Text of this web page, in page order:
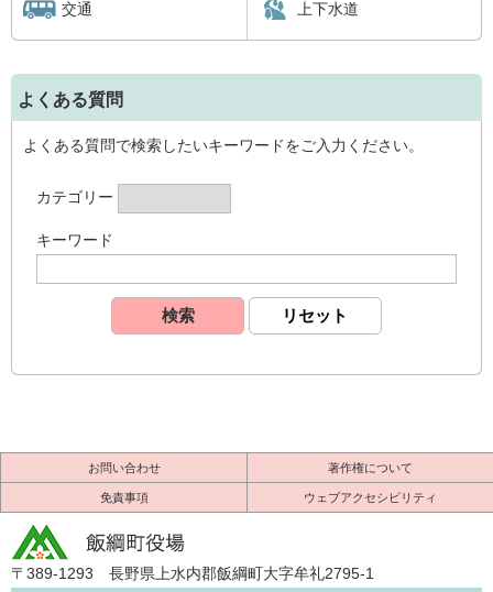
交通 上下水道
よくある質問
よくある質問で検索したいキーワードをご入力ください。
カテゴリー
キーワード
お問い合わせ 著作権について
免責事項 ウェブアクセシビリティ
〒389-1293 長野県上水内郡飯綱町大字牟礼2795-1